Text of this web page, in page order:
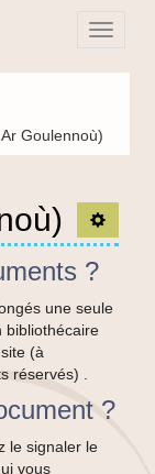
Goulennoù)
?
une seule
bibliothécaire
(à
réservés) .
?
le signaler le
vous